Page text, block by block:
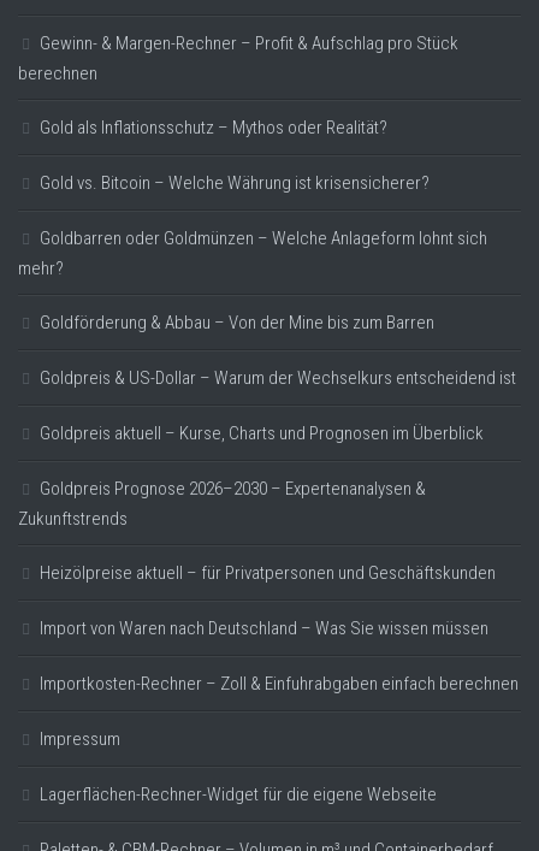
Gewinn- & Margen-Rechner – Profit & Aufschlag pro Stück
berechnen
Gold als Inflationsschutz – Mythos oder Realität?
Gold vs. Bitcoin – Welche Währung ist krisensicherer?
Goldbarren oder Goldmünzen – Welche Anlageform lohnt sich
mehr?
Goldförderung & Abbau – Von der Mine bis zum Barren
Goldpreis & US-Dollar – Warum der Wechselkurs entscheidend ist
Goldpreis aktuell – Kurse, Charts und Prognosen im Überblick
Goldpreis Prognose 2026–2030 – Expertenanalysen &
Zukunftstrends
Heizölpreise aktuell – für Privatpersonen und Geschäftskunden
Import von Waren nach Deutschland – Was Sie wissen müssen
Importkosten-Rechner – Zoll & Einfuhrabgaben einfach berechnen
Impressum
Lagerflächen-Rechner-Widget für die eigene Webseite